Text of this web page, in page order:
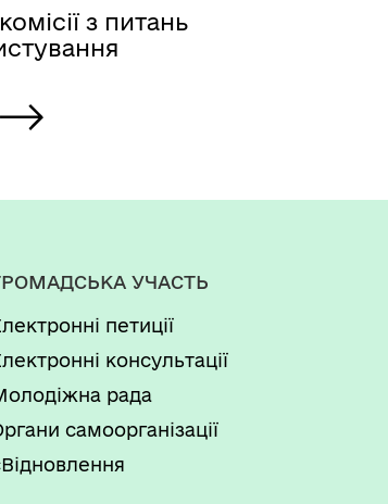
з питань
УЧАСТЬ
петиції
консультації
рада
самоорганізації